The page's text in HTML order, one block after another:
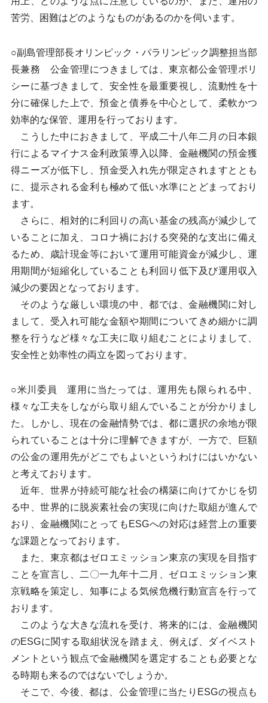
苦労、困難はどのようなものがあるのかを伺います。
○副島管理部長オリンピック・パラリンピック調整担当部
長兼務 公金管理につきましては、東京都公金管理ポリ
シーに基づきまして、安全性を最重要視し、流動性を十
分に確保した上で、預金と債券を中心として、柔軟かつ
効率的な保管、運用を行っております。
こうした中におきまして、平成二十八年二月の日本銀
行によるマイナス金利政策導入以降、金融機関の預金獲
得ニーズが低下し、預金受入れ先が限定されますととも
に、提示される金利も極めて低い水準にとどまっており
ます。
さらに、相対的に利回りの高い基金の残高が減少して
いることに加え、コロナ禍における突発的な支出に備え
るため、歳計現金等において運用可能資金が減少し、運
用期間が短縮化していることも利回り低下及び運用収入
減少の要因となっております。
そのような厳しい環境の中、都では、金融機関に対し
まして、受入れ可能な金額や期間についてきめ細かに調
整を行うなど様々な工夫に取り組むことによりまして、
安全性と効率性の両立を図っております。
○米川委員 運用に当たっては、運用先も限られる中、
様々な工夫をしながら取り組んでいることが分かりまし
た。しかし、現在の金融情勢では、都に選択の余地が限
られていることは十分に理解できますが、一方で、巨額
の公金の運用先がどこでもよいというわけにはいかない
と考えております。
近年、世界が持続可能な社会の構築に向けてかじを切
る中、世界的に脱炭素社会の実現に向けた取組が進んで
おり、金融機関にとってもESGへの対応は経営上の重要
な課題となっております。
また、東京都はゼロエミッション東京の実現を目指す
ことを宣言し、二〇一九年十二月、ゼロエミッション東
京戦略を策定し、知事による気候危機行動宣言を行って
おります。
このような大きな流れを受け、将来的には、金融機関
のESGに関する取組状況を踏まえ、例えば、ダイベスト
メントという観点で金融機関を選定することも必要とな
る時期も来るのではないでしょうか。
そこで、今後、都は、公金管理に当たりESGの視点も